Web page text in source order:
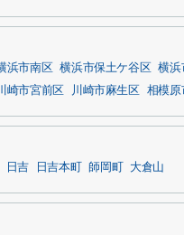
浜市南区 横浜市保土ケ谷区 横浜
崎市宮前区 川崎市麻生区 相模原
日吉 日吉本町 師岡町 大倉山